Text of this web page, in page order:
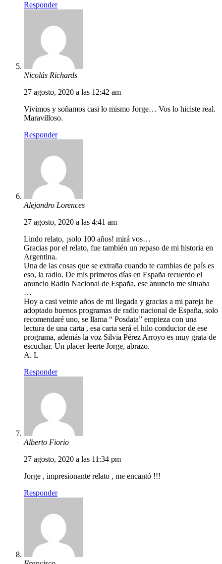
Responder
Nicolás Richards
27 agosto, 2020 a las 12:42 am
Vivimos y soñamos casi lo mismo Jorge… Vos lo hiciste real.
Maravilloso.
Responder
Alejandro Lorences
27 agosto, 2020 a las 4:41 am
Lindo relato, ¡solo 100 años! mirá vos…
Gracias por el relato, fue también un repaso de mi historia en
Argentina.
Una de las cosas que se extraña cuando te cambias de país es
eso, la radio. De mis primeros días en España recuerdo el
anuncio Radio Nacional de España, ese anuncio me situaba
…
Hoy a casi veinte años de mi llegada y gracias a mi pareja he
adoptado buenos programas de radio nacional de España, solo
recomendaré uno, se llama “ Posdata” empieza con una
lectura de una carta , esa carta será el hilo conductor de ese
programa, además la voz Silvia Pérez Arroyo es muy grata de
escuchar. Un placer leerte Jorge, abrazo.
A. L
Responder
Alberto Fiorio
27 agosto, 2020 a las 11:34 pm
Jorge , impresionante relato , me encantó !!!
Responder